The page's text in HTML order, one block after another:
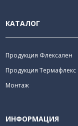
КАТАЛОГ
Продукция Флексален
Продукция Термафлекс
Монтаж
ИНФОРМАЦИЯ